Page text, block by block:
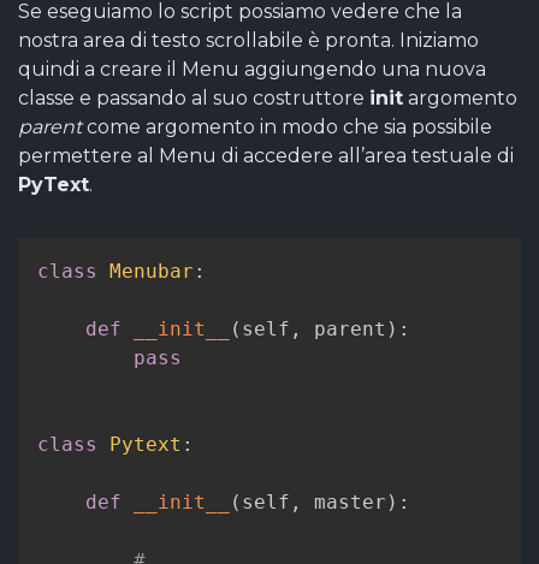
Se eseguiamo lo script possiamo vedere che la
nostra area di testo scrollabile è pronta. Iniziamo
quindi a creare il Menu aggiungendo una nuova
classe e passando al suo costruttore init argomento
parentcome argomento in modo che sia possibile
permettere al Menu di accedere all’area testuale di
PyText.
class Menubar :
def __init__ ( self , parent ) :
pass
class Pytext :
def __init__ ( self , master ) :